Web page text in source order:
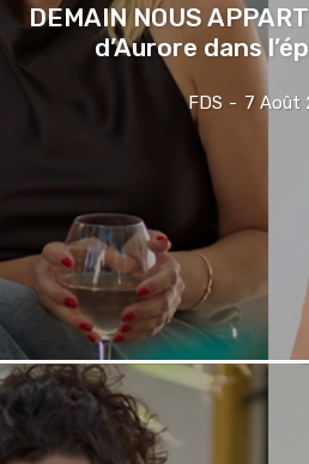
DEMAIN NOUS
d’Aurore dans
FDS - 7 Août